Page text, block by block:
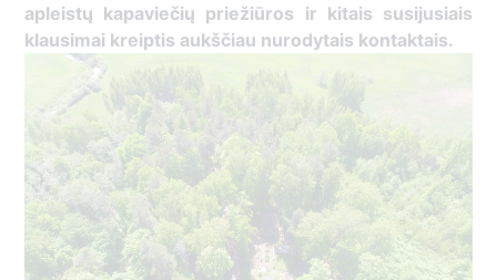
apleistų kapaviečių priežiūros ir kitais susijusiais
klausimai kreiptis aukščiau nurodytais kontaktais.